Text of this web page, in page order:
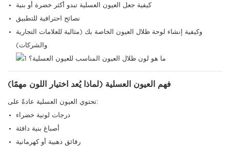
كيفية جعل العيون العسلية تبدو أكثر خضرة أو بنية
نصائح احترافية للتطبيق
وكيفية إنشاء لوحة ظلال العيون الخاصة بك (مثالية للعلامات التجارية
والشركات)
فهم العيون العسلية (لماذا يُعد اختيار اللون مهمًا)
تحتوي العيون العسلية عادةً على:
درجات لونية خضراء
أصباغ بنية دافئة
رقائق ذهبية أو كهرمانية